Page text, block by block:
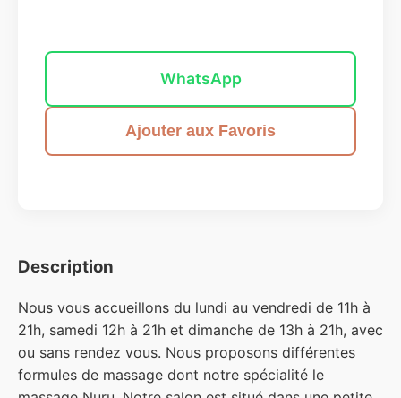
WhatsApp
Ajouter aux Favoris
Description
Nous vous accueillons du lundi au vendredi de 11h à
21h, samedi 12h à 21h et dimanche de 13h à 21h, avec
ou sans rendez vous. Nous proposons différentes
formules de massage dont notre spécialité le